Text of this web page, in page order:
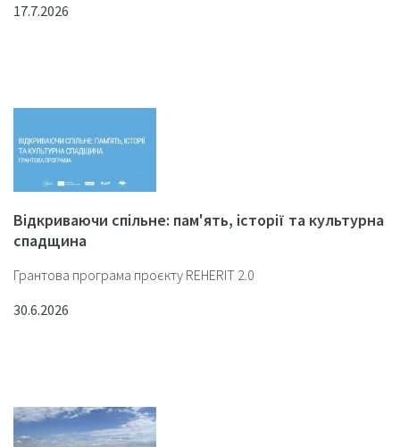
17.7.2026
Відкриваючи спільне: пам'ять, історії та культурна
спадщина
Грантова програма проєкту REHERIT 2.0
30.6.2026